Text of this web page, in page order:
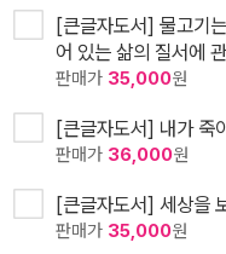
[큰글자도서] 물고기
어 있는 삶의 질서에
판매가 35,000원
[큰글자도서] 내가 죽
판매가 36,000원
[큰글자도서] 세상을
판매가 35,000원